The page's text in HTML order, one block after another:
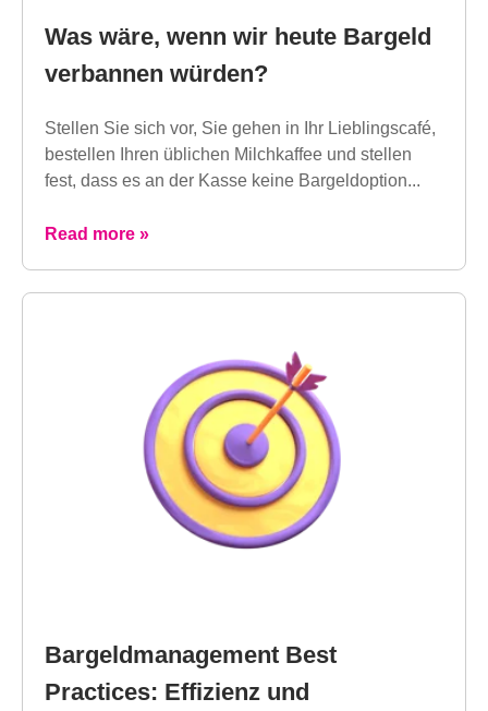
Was wäre, wenn wir heute Bargeld
verbannen würden?
Stellen Sie sich vor, Sie gehen in Ihr Lieblingscafé,
bestellen Ihren üblichen Milchkaffee und stellen
fest, dass es an der Kasse keine Bargeldoption...
Read more »
Bargeldmanagement Best
Practices: Effizienz und